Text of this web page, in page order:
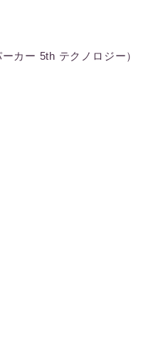
カー 5th テクノロジー）